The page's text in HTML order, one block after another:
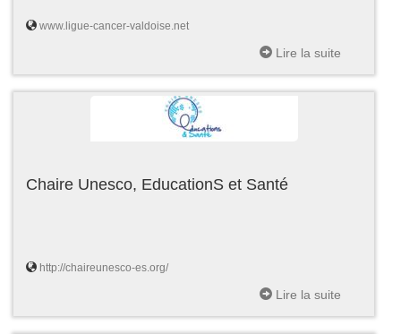
www.ligue-cancer-valdoise.net
Lire la suite
Chaire Unesco, EducationS et Santé
http://chaireunesco-es.org/
Lire la suite